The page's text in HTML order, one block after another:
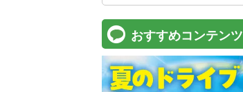
おすすめコンテンツ